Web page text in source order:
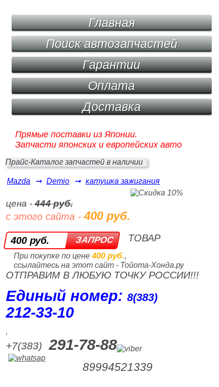
Главная
Поиск автозапчастей
Гарантии
Оплата
Доставка
Прямые поставки из Японии.
Запчасти японских и европейских авто
Прайс-Каталог запчастей в наличии
Mazda ➞ Demio ➞ катушка зажигания
цена -444 руб.
с этого сайта -400 руб.
400 руб.
При покупке по цене400 руб.,
ссылайтесь на этот сайт - Тойота-Хонда.ру
ТОВАР
ОТПРАВИМ В ЛЮБУЮ ТОЧКУ РОССИИ!!!
Единый номер:8(383)
212‑33‑10
,
+7(383) 291-78-88
89994521339